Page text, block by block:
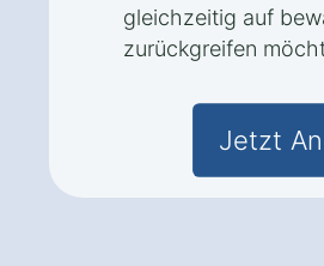
gleichzeitig auf
zurückgreifen
Jetzt